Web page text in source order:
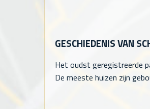
GESCHIEDENIS VAN
Het oudst geregistreerde
De meeste huizen zijn